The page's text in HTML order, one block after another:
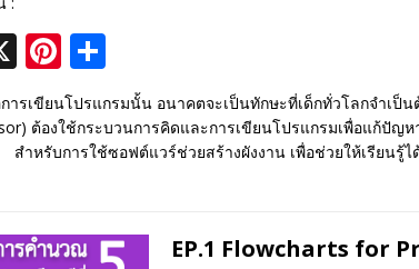
X Pi
nt
er
e
ar
e
การเขียนโปรแกรมนั้น อนาคตจะเป็นทักษะที่เด็กทั่วโลกจำเ
ต้องใช้กระบวนการคิดและการเขียนโปรแกรมเพื่อแก้ปั
บการใช้ซอฟต์แวร์ช่วยสร้างผังงาน เพื่อช่วยให้เรียนรู้ได้
EP.1 Flowcharts for